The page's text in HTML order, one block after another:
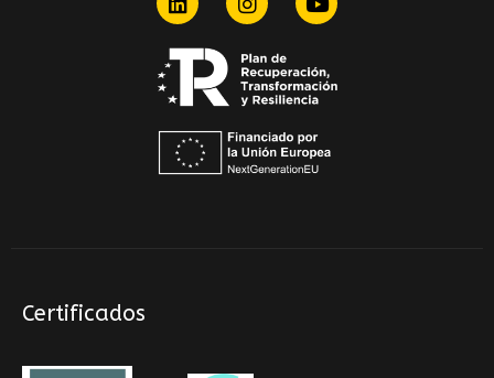
Certificados